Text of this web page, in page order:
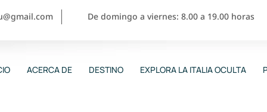
De domingo a viernes: 8.00 a 19.00 horas
ACERCA DE DESTINO EXPLORA LA ITALIA OCULTA